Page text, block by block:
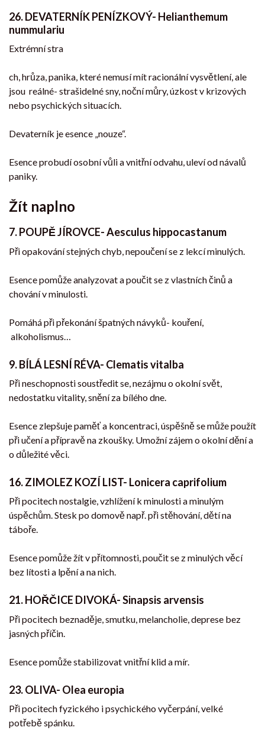
26. DEVATERNÍK PENÍZKOVÝ- Helianthemum
nummulariu
Extrémní stra
ch, hrůza, panika, které nemusí mít racionální vysvětlení, ale
jsou reálné- strašidelné sny, noční můry, úzkost v krizových
nebo psychických situacích.
Devaterník je esence „nouze“.
Esence probudí osobní vůli a vnitřní odvahu, uleví od návalů
paniky.
Žít naplno
7. POUPĚ JÍROVCE- Aesculus hippocastanum
Při opakování stejných chyb, nepoučení se z lekcí minulých.
Esence pomůže analyzovat a poučit se z vlastních činů a
chování v minulosti.
Pomáhá při překonání špatných návyků- kouření,
alkoholismus…
9. BÍLÁ LESNÍ RÉVA- Clematis vitalba
Při neschopnosti soustředit se, nezájmu o okolní svět,
nedostatku vitality, snění za bílého dne.
Esence zlepšuje paměť a koncentraci, úspěšně se může použít
při učení a přípravě na zkoušky. Umožní zájem o okolní dění a
o důležité věci.
16. ZIMOLEZ KOZÍ LIST- Lonicera caprifolium
Při pocitech nostalgie, vzhlížení k minulosti a minulým
úspěchům. Stesk po domově např. při stěhování, dětí na
táboře.
Esence pomůže žít v přítomnosti, poučit se z minulých věcí
bez lítosti a lpění a na nich.
21. HOŘČICE DIVOKÁ- Sinapsis arvensis
Při pocitech beznaděje, smutku, melancholie, deprese bez
jasných příčin.
Esence pomůže stabilizovat vnitřní klid a mír.
23. OLIVA- Olea europia
Při pocitech fyzického i psychického vyčerpání, velké
potřebě spánku.